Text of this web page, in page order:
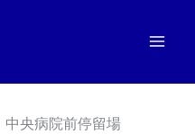
中央病院前停留場